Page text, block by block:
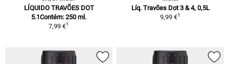
LÍQUIDO TRAVÕES DOT
5.1Contém: 250 ml.
7,99 €1
Líq. Travões Dot 3 & 4, 0,5L
9,99 €1